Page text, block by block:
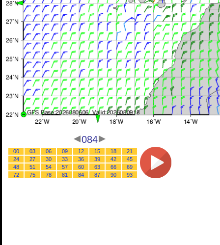
084
00 03 06 09 12 15 18
21
24
27 30 33 36 39 42
45
48
51 54 57 60 63 66
69
72
75 78 81 84 87 90 93